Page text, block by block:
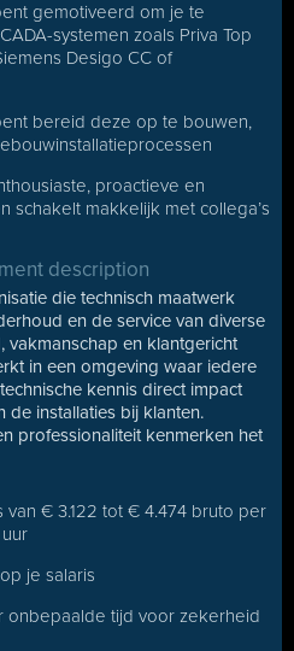
gemotiveerd om je te
systemen zoals Priva Top
Desigo CC of
bereid deze op te bouwen,
proactieve en
schakelt makkelijk met collega’s
description
die technisch maatwerk
en de service van diverse
vakmanschap en klantgericht
in een omgeving waar iedere
kennis direct impact
de installaties bij klanten.
professionaliteit kenmerken het
van € 3.122 tot € 4.474 bruto per
je salaris
onbepaalde tijd voor zekerheid